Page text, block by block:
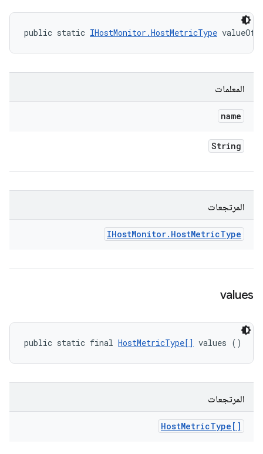
public static IHostMonitor.HostMetricType valueOf
المعلمات
name
String
المرتجعات
IHostMonitor. HostMetricType
values
public static final HostMetricType[] values ()
المرتجعات
HostMetricType[]